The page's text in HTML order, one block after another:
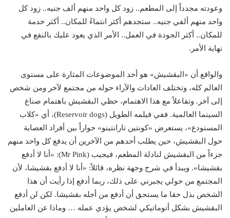
وعودته مجدداً إلى المطعم.. زود كل واحد منهم ألف جنيه.. زود كل
واحد منهم ألفي جنيه.. ستجدهم أكثر انتماءً للمكان.. أكثر خدمة
للمكان.. أكثر الجودة في العمل.. الأمر الذي يعود عليك بالنفع في
نهاية الأمر.
والواقع أن «البقشيش» هو أحد الموضوعات المثارة على مستوى
العالم كله، وتختلف العادات والآراء حوله من مجتمع لآخر ومن شخص
إلى آخر. وتفاعلاً مع هذا الاهتمام، حظي البقشيش باهتمام صناع
السينما العالمية. ففي فيلمه الطويل (Reservoir dogs)، أي «كلاب
المستودع»، يستعرض «كونتين تارانتينو» حواراً بين أفراد العصابة
حول البقشيش، حين يطلب أحدهم من الآخرين أن يدفع كل واحد منهم
جزءاً من البقشيش لنادلة المطعم، فيجيب (Mr Pink): «أنا لا أدفع
بقشيشا». ويبدأ في شرح وجهة نظره، قائلاً: «أنا لا أدفع بقشيشا، لأن
المجتمع من حولي يجبرني على ذلك، ربما أدفع إذا رأيت أن هذا
الشخص بذل حقا ما يستحق أن أدفع من أجله بقشيشا. لكن لن أدفع
البقشيش بشكل أتوماتيكي لشخص يؤدي عمله … وماذا عن العاملين